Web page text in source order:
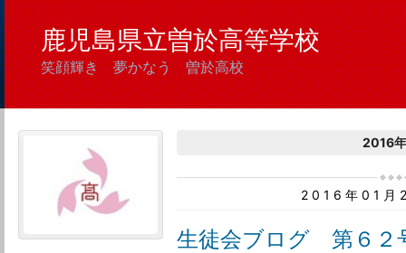
鹿児島県立曽於高等学校
笑顔輝き 夢かなう 曽於高校
2016
2016年01月
生徒会ブログ 第６２